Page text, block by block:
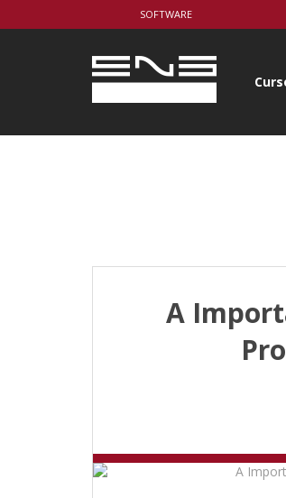
body { background-color: white; }
SOFTWARE
A